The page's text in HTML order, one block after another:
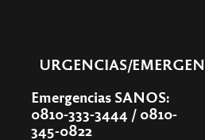
URGENCIAS/
Emergencias SANOS:
0810-333-3444 / 0810-
345-0822